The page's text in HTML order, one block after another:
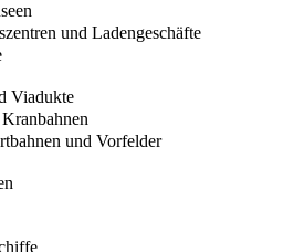
und Ladengeschäfte
Viadukte
und Vorfelder